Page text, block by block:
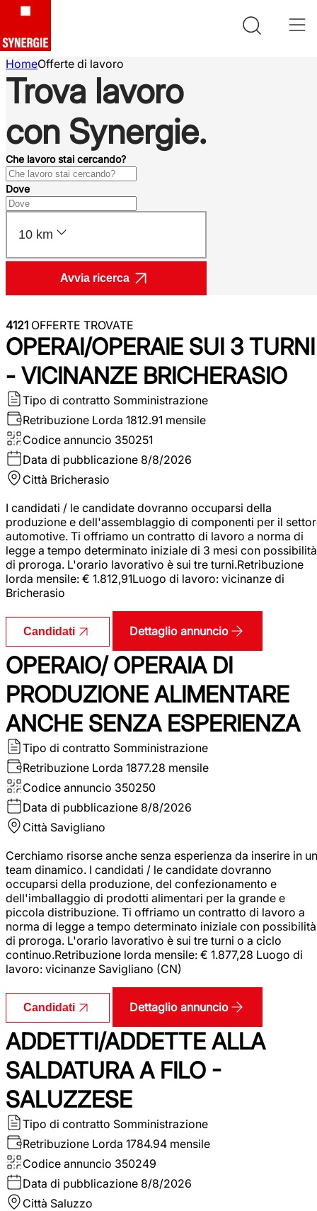
HomeOfferte di lavoro
Trova lavoro
con Synergie.
Che lavoro stai cercando?
Dove
10 km
Avvia ricerca
4121 OFFERTE TROVATE
OPERAI/OPERAIE SUI 3 TURNI
- VICINANZE BRICHERASIO
Tipo di contratto Somministrazione
Retribuzione Lorda 1812.91 mensile
Codice annuncio 350251
Data di pubblicazione 8/8/2026
Città Bricherasio
I candidati / le candidate dovranno occuparsi della
produzione e dell'assemblaggio di componenti per il
automotive. Ti offriamo un contratto di lavoro a norma di
legge a tempo determinato iniziale di 3 mesi con possibilità
di proroga. L'orario lavorativo è sui tre turni.Retribuzione
lorda mensile: € 1.812,91Luogo di lavoro: vicinanze di
Bricherasio
Candidati Dettaglio annuncio
OPERAIO/ OPERAIA DI
PRODUZIONE ALIMENTARE
ANCHE SENZA ESPERIENZA
Tipo di contratto Somministrazione
Retribuzione Lorda 1877.28 mensile
Codice annuncio 350250
Data di pubblicazione 8/8/2026
Città Savigliano
Cerchiamo risorse anche senza esperienza da inserire in un
team dinamico. I candidati / le candidate dovranno
occuparsi della produzione, del confezionamento e
dell'imballaggio di prodotti alimentari per la grande e
piccola distribuzione. Ti offriamo un contratto di lavoro a
norma di legge a tempo determinato iniziale con possibilità
di proroga. L'orario lavorativo è sui tre turni o a ciclo
continuo.Retribuzione lorda mensile: € 1.877,28 Luogo di
lavoro: vicinanze Savigliano (CN)
Candidati Dettaglio annuncio
ADDETTI/ADDETTE ALLA
SALDATURA A FILO -
SALUZZESE
Tipo di contratto Somministrazione
Retribuzione Lorda 1784.94 mensile
Codice annuncio 350249
Data di pubblicazione 8/8/2026
Città Saluzzo